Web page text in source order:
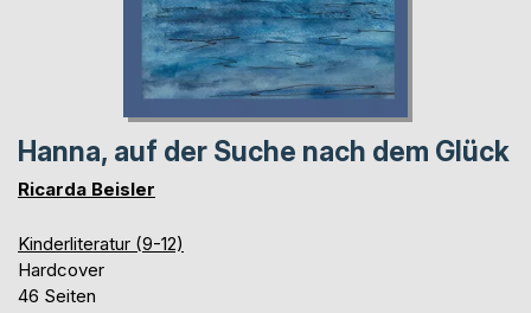
Hanna, auf der Suche nach dem Glück
Ricarda Beisler
Kinderliteratur (9-12)
Hardcover
46 Seiten